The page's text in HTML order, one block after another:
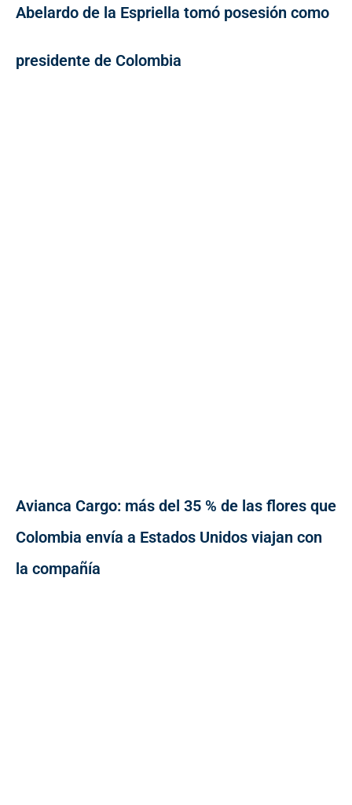
Abelardo de la Espriella tomó posesión como
presidente de Colombia
Avianca Cargo: más del 35 % de las flores que
Colombia envía a Estados Unidos viajan con
la compañía